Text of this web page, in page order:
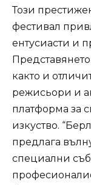
Този
фестивал
ентусиасти и
както и
режисьори и
платформа за
изкуство.
предлага
специални